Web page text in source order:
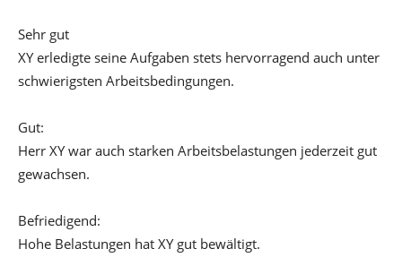
Sehr gut
XY erledigte seine Aufgaben stets hervorragend auch unter
schwierigsten Arbeitsbedingungen.
Gut:
Herr XY war auch starken Arbeitsbelastungen jederzeit gut
gewachsen.
Befriedigend:
Hohe Belastungen hat XY gut bewältigt.